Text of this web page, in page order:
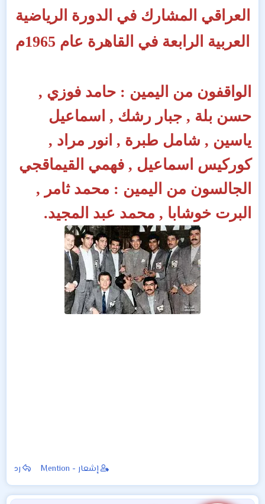
العراقي المشارك في الدورة الرياضية
العربية الرابعة في القاهرة عام 1965م
الواقفون من اليمين : حامد فوزي ,
حسن بلة , جبار رشك , اسماعيل
ياسين , شامل طبرة , انور مراد ,
كوركيس اسماعيل , فهمي القيماقجي
الجالسون من اليمين : محمد ثامر ,
البرت خوشابا , محمد عبد المجيد.
إشعار - Mention رد